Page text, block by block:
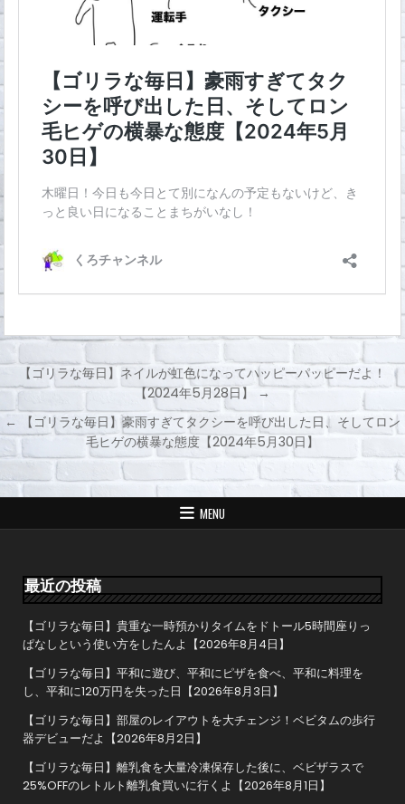
投
稿
ナ
ビ
ー
ョ
【ゴリラな毎日】ネイルが虹色になってハッピーパッピーだよ！
【2024年5月28日】 →
← 【ゴリラな毎日】豪雨すぎてタクシーを呼び出した日、そしてロン
毛ヒゲの横暴な態度【2024年5月30日】
MENU
最近の投稿
【ゴリラな毎日】貴重な一時預かりタイムをドトール5時間座りっ
ぱなしという使い方をしたんよ【2026年8月4日】
【ゴリラな毎日】平和に遊び、平和にピザを食べ、平和に料理を
し、平和に120万円を失った日【2026年8月3日】
【ゴリラな毎日】部屋のレイアウトを大チェンジ！ベビタムの歩行
器デビューだよ【2026年8月2日】
【ゴリラな毎日】離乳食を大量冷凍保存した後に、ベビザラスで
25%OFFのレトルト離乳食買いに行くよ【2026年8月1日】